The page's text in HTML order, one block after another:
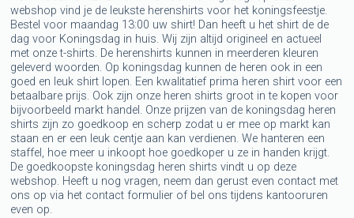
webshop vind je de leukste herenshirts voor het koningsfeestje.
Bestel voor maandag 13:00 uw shirt! Dan heeft u het shirt de de
dag voor Koningsdag in huis. Wij zijn altijd origineel en actueel
met onze t-shirts. De herenshirts kunnen in meerderen kleuren
geleverd woorden. Op koningsdag kunnen de heren ook in een
goed en leuk shirt lopen. Een kwalitatief prima heren shirt voor een
betaalbare prijs. Ook zijn onze heren shirts groot in te kopen voor
bijvoorbeeld markt handel. Onze prijzen van de koningsdag heren
shirts zijn zo goedkoop en scherp zodat u er mee op markt kan
staan en er een leuk centje aan kan verdienen. We hanteren een
staffel, hoe meer u inkoopt hoe goedkoper u ze in handen krijgt.
De goedkoopste koningsdag heren shirts vindt u op deze
webshop. Heeft u nog vragen, neem dan gerust even contact met
ons op via het contact formulier of bel ons tijdens kantooruren
even op.